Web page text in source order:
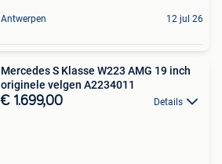
Antwerpen 12 jul 26
Mercedes S Klasse W223 AMG 19 inch
originele velgen A2234011
€ 1.699,00 Details